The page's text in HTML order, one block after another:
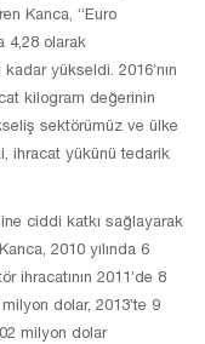
Kanca, “Euro
4,28 olarak
yükseldi. 2016’nın
kilogram değerinin
sektörümüz ve ülke
ihracat yükünü tedarik
ciddi katkı sağlayarak
2010 yılında 6
ihracatının 2011’de 8
dolar, 2013’te 9
milyon dolar